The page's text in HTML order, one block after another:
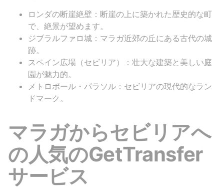
ロンダの断崖絶壁：断崖の上に築かれた歴史的な町
で、絶景が望めます。
ジブラルファロ城：マラガ近郊の丘にある古代の城
跡。
スペイン広場（セビリア）：壮大な建築と美しい庭
園が魅力的。
メトロポール・パラソル：セビリアの現代的なラン
ドマーク。
マラガからセビリアへ
の人気のGetTransfer
サービス